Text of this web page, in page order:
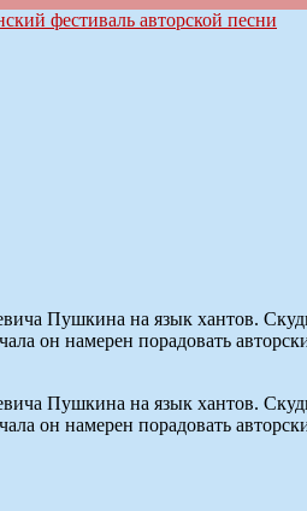
Пушкина на язык хантов.
он намерен порадовать
Пушкина на язык хантов.
он намерен порадовать